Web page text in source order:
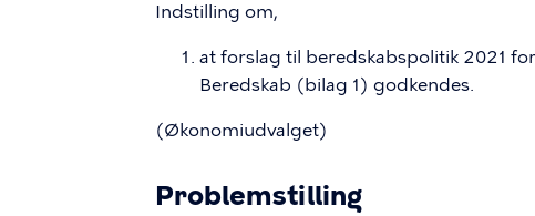
Indstilling om,
at forslag til beredskabspolitik 2021
Beredskab (bilag 1) godkendes.
(Økonomiudvalget)
Problemstilling